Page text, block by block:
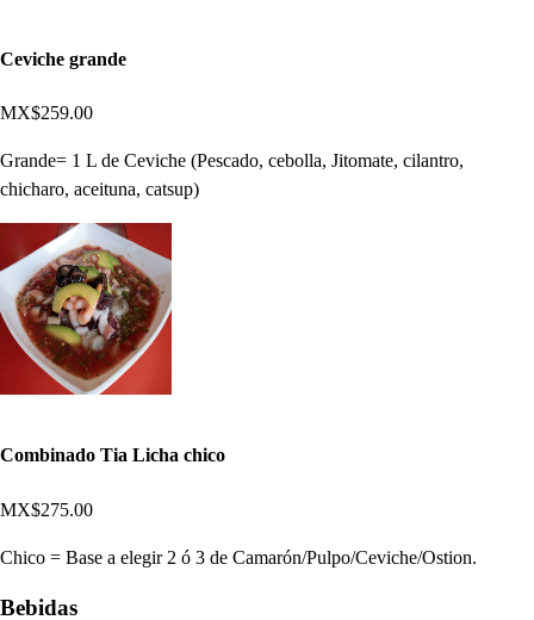
Ceviche grande
MX$259.00
Grande= 1 L de Ceviche (Pescado, cebolla, Jitomate, cilantro,
chicharo, aceituna, catsup)
Combinado Tia Licha chico
MX$275.00
Chico = Base a elegir 2 ó 3 de Camarón/Pulpo/Ceviche/Ostion.
Bebidas